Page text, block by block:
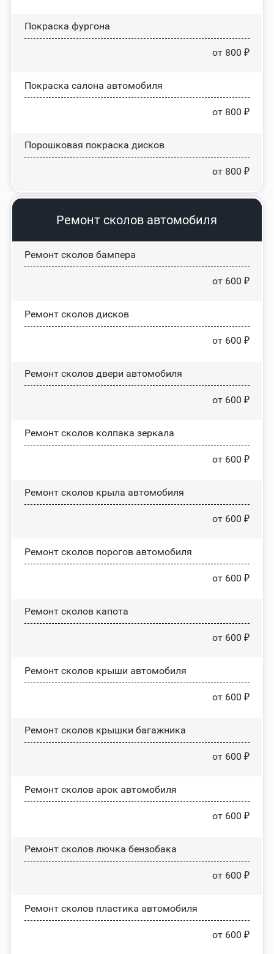
Покраска фургона
от 800 ₽
Покраска салона автомобиля
от 800 ₽
Порошковая покраска дисков
от 800 ₽
Ремонт сколов автомобиля
Ремонт сколов бампера
от 600 ₽
Ремонт сколов дисков
от 600 ₽
Ремонт сколов двери автомобиля
от 600 ₽
Ремонт сколов колпака зеркала
от 600 ₽
Ремонт сколов крыла автомобиля
от 600 ₽
Ремонт сколов порогов автомобиля
от 600 ₽
Ремонт сколов капота
от 600 ₽
Ремонт сколов крыши автомобиля
от 600 ₽
Ремонт сколов крышки багажника
от 600 ₽
Ремонт сколов арок автомобиля
от 600 ₽
Ремонт сколов лючка бензобака
от 600 ₽
Ремонт сколов пластика автомобиля
от 600 ₽